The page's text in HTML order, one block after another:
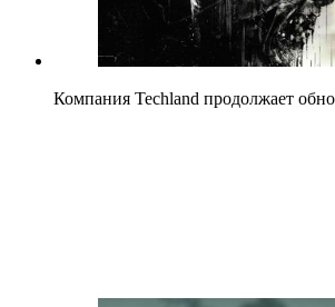
Компания Techland продолжает